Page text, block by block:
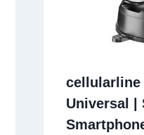
cellularline
Universal |